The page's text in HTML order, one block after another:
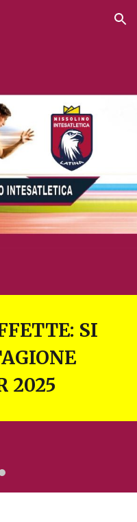
Skip to navigation
SI
2025